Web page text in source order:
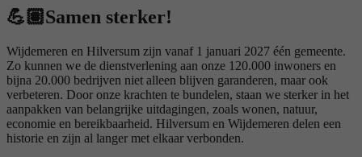
💪🏽Samen sterker!
Wijdemeren en Hilversum zijn vanaf 1 januari 2027 één gemeente.
Zo kunnen we de dienstverlening aan onze 120.000 inwoners en
bijna 20.000 bedrijven niet alleen blijven garanderen, maar ook
verbeteren. Door onze krachten te bundelen, staan we sterker in het
aanpakken van belangrijke uitdagingen, zoals wonen, natuur,
economie en bereikbaarheid. Hilversum en Wijdemeren delen een
historie en zijn al langer met elkaar verbonden.